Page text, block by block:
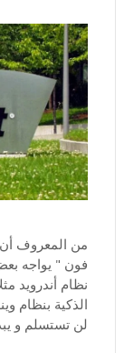
من المعروف أن
فون " يواجه
نظام أندرويد
الذكية بنظام
لن تستسلم و